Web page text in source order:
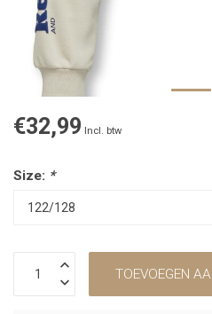
€32,99 Incl. btw
Size: *
TOEVOEGEN